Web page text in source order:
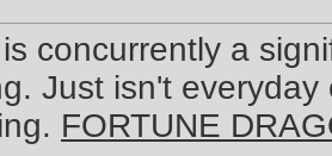
concurrently a
Just isn't
FORTUNE